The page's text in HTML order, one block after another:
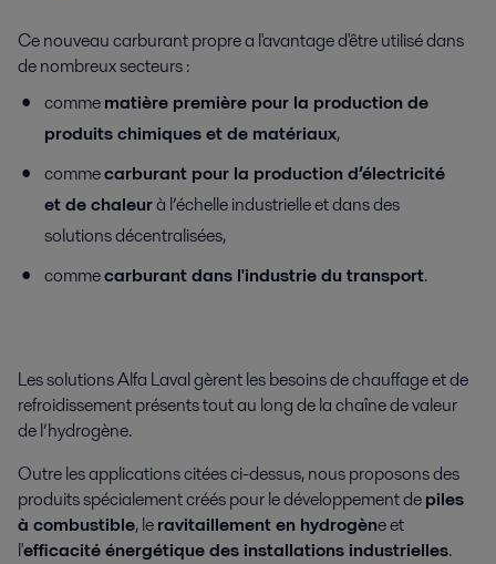
Ce nouveau carburant propre a l'avantage d'être utilisé dans
de nombreux secteurs :
commematière première pour la production de
produits chimiques et de matériaux,
commecarburant pour la production d’électricité
et de chaleurà l’échelle industrielle et dans des
solutions décentralisées,
commecarburant dans l'industrie du transport.
Les solutions Alfa Laval gèrent les besoins de chauffage et de
refroidissement présents tout au long de la chaîne de valeur
de l’hydrogène.
Outre les applications citées ci-dessus, nous proposons des
produits spécialement créés pour le développement depiles
à combustible, leravitaillement en hydrogène et
l'efficacité énergétique des installations industrielles.